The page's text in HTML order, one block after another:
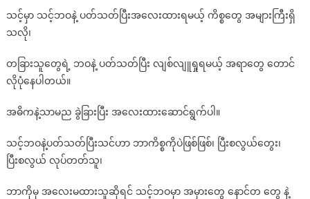
သင့်မှာ သင့်ဘဝနဲ့ ပတ်သတ်ပြီးအလေးထားရမယ့် ကိစ္စတွေ အများကြီးရှိ
သလို၊
တခြားသူတွေရဲ့ ဘဝနဲ့ ပတ်သတ်ပြီး လျစ်လျူရှုရမယ့် အရာတွေ တောင်
လိုပုံနေပါတယ်။
အဓိကနဲ့သာမည ခွဲခြားပြီး အလေးထားဆောင်ရွက်ပါ။
သင့်ဘဝနဲ့ပတ်သတ်ပြီးသင်ဟာ ဘာကိစ္စကိုပဲဖြစ်ဖြစ်၊ ပြီးစလွယ်တွေး၊
ပြီးစလွယ် လုပ်တတ်သူ၊
ဘာကိုမှ အလေးမထားသူဆိုရင် သင့်ဘဝမှာ အမှားတွေ နောင်တ တွေ နဲ့